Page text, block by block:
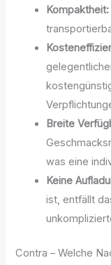
Kompaktheit:
Breite
was eine
Keine
ist, entfällt
Contra – Welche